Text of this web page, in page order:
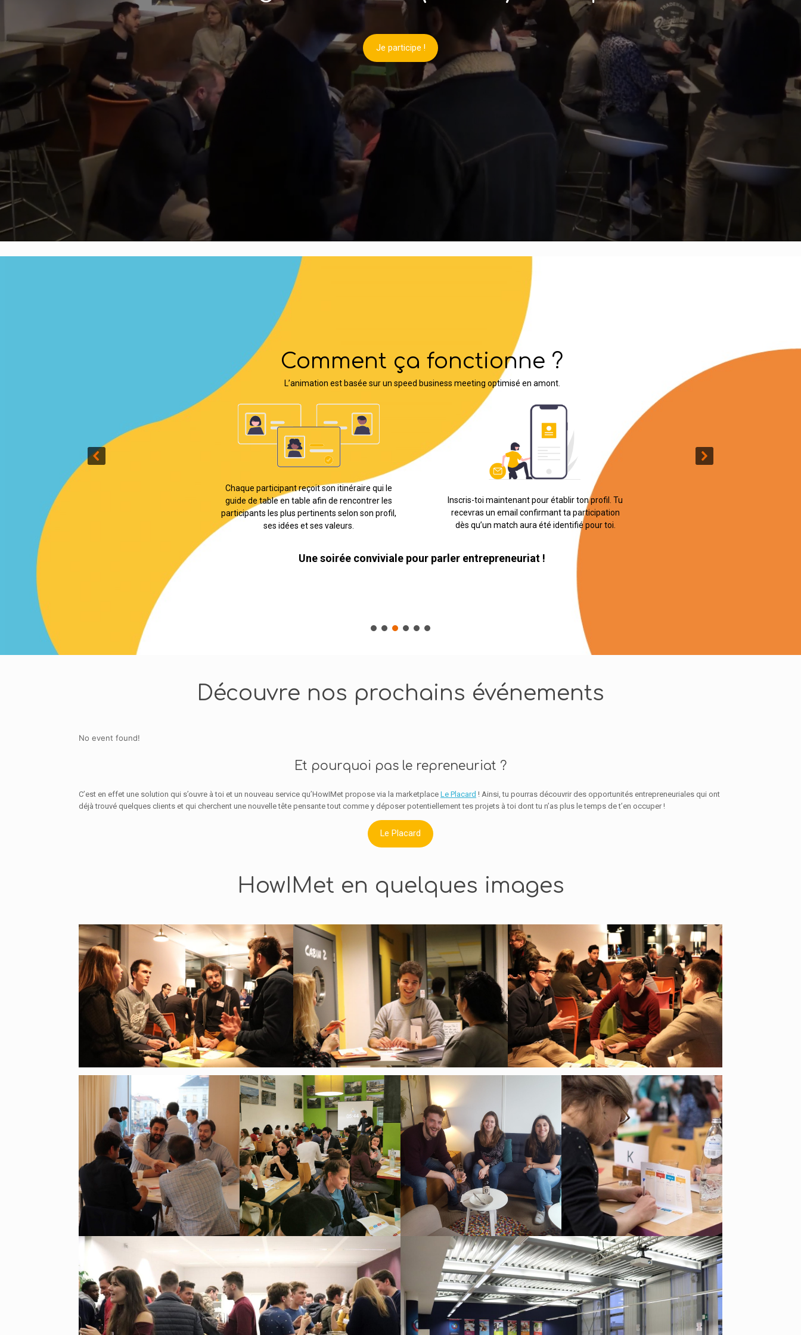
Je participe !
Comment ça fonctionne ?
L’animation est basée sur un speed business meeting optimisé en amont.
Chaque participant reçoit son itinéraire qui le
guide de table en table afin de rencontrer les
participants les plus pertinents selon son profil,
ses idées et ses valeurs.
Inscris-toi maintenant pour établir ton profil. Tu
recevras un email confirmant ta participation
dès qu’un match aura été identifié pour toi.
Une soirée conviviale pour parler entrepreneuriat !
Découvre nos prochains événements
No event found!
Et pourquoi pas le repreneuriat ?
C’est en effet une solution qui s’ouvre à toi et un nouveau service qu’HowIMet propose via la marketplace Le Placard ! Ainsi, tu pourras découvrir des opportunités entrepreneuriales qui ont
déjà trouvé quelques clients et qui cherchent une nouvelle tête pensante tout comme y déposer potentiellement tes projets à toi dont tu n’as plus le temps de t’en occuper !
Le Placard
HowIMet en quelques images